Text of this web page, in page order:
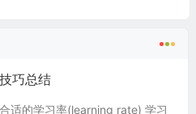
巧总结
适的学习率(learning rate) 学习